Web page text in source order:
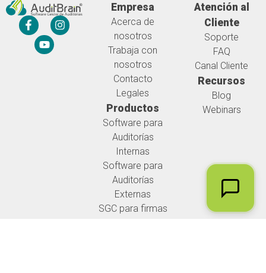
Empresa
Acerca de
nosotros
Trabaja con
nosotros
Contacto
Legales
Productos
Software para
Auditorías
Internas
Software para
Auditorías
Externas
SGC para firmas
Atención al
Cliente
Soporte
FAQ
Canal Cliente
Recursos
Blog
Webinars